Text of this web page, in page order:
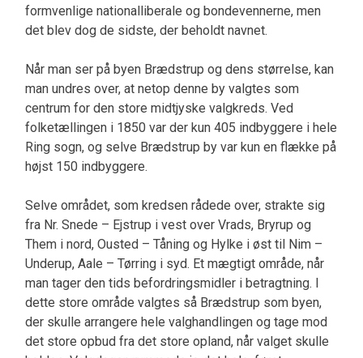
formvenlige nationalliberale og bondevennerne, men
det blev dog de sidste, der beholdt navnet.
Når man ser på byen Brædstrup og dens størrelse, kan
man undres over, at netop denne by valgtes som
centrum for den store midtjyske valgkreds. Ved
folketællingen i 1850 var der kun 405 indbyg­gere i hele
Ring sogn, og selve Brædstrup by var kun en flække på
højst 150 indbyggere.
Selve om­rådet, som kredsen rådede over, strakte sig
fra Nr. Snede – Ejstrup i vest over Vrads, Bryrup og
Them i nord, Ousted – Tåning og Hylke i øst til Nim­ –
Underup, Aale – Tørring i syd. Et mægtigt område, når
man tager den tids befordringsmidler i betragt­ning. I
dette store område valgtes så Brædstrup som byen,
der skulle arrangere hele valghandlingen og tage mod
det store opbud fra det store opland, når valget skulle